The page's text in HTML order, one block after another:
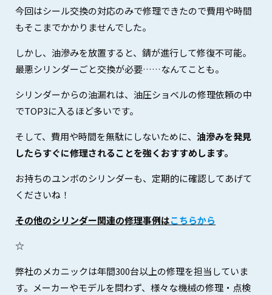
今回はシール交換の対応のみで修理できたので費用や時間
もそこまでかかりませんでした。
しかし、油滲みを放置すると、錆が進行して修復不可能。
最悪シリンダーごと交換が必要……なんてことも。
シリンダーからの油漏れは、油圧ショベルの修理依頼の中
でTOP3に入るほど多いです。
そして、費用や時間を無駄にしないために、 油滲みを発見
したらすぐに修理されることを強くおすすめします。
お持ちのユンボのシリンダーも、定期的に確認してあげて
くださいね！
その他のシリンダー関連の修理事例はこちらから
☆
弊社のメカニックは年間300台以上の修理を担当していま
す。メーカーやモデルを問わず、様々な機械の修理・点検